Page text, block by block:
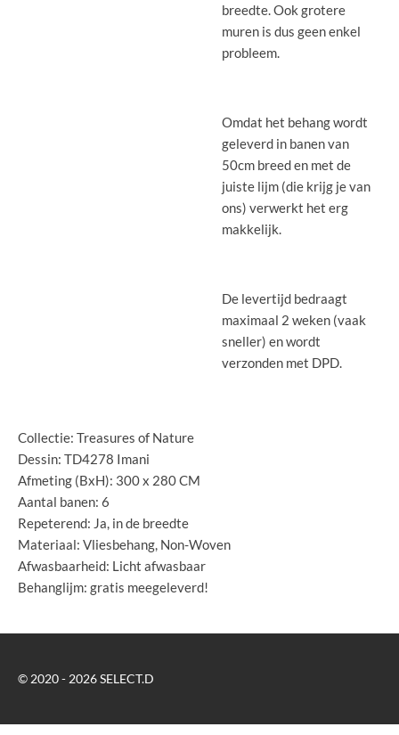
breedte. Ook grotere
muren is dus geen enkel
probleem.
Omdat het behang wordt
geleverd in banen van
50cm breed en met de
juiste lijm (die krijg je van
ons) verwerkt het erg
makkelijk.
De levertijd bedraagt
maximaal 2 weken (vaak
sneller) en wordt
verzonden met DPD.
Collectie: Treasures of Nature
Dessin: TD4278 Imani
Afmeting (BxH): 300 x 280 CM
Aantal banen: 6
Repeterend: Ja, in de breedte
Materiaal: Vliesbehang, Non-Woven
Afwasbaarheid: Licht afwasbaar
Behanglijm: gratis meegeleverd!
© 2020 - 2026 SELECT.D